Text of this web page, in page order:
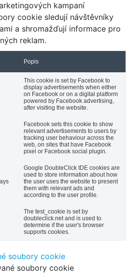
kampaní
cookie sledují návštěvníky
a shromažďují informace pro
reklam.
Popis
This cookie is set by Facebook to
display advertisements when either
on Facebook or on a digital platform
powered by Facebook advertising,
after visiting the website.
Facebook sets this cookie to show
relevant advertisements to users by
tracking user behaviour across the
web, on sites that have Facebook
pixel or Facebook social plugin.
Google DoubleClick IDE cookies are
used to store information about how
the user uses the website to present
them with relevant ads and
according to the user profile.
The test_cookie is set by
doubleclick.net and is used to
determine if the user's browser
supports cookies.
soubory cookie
soubory cookie